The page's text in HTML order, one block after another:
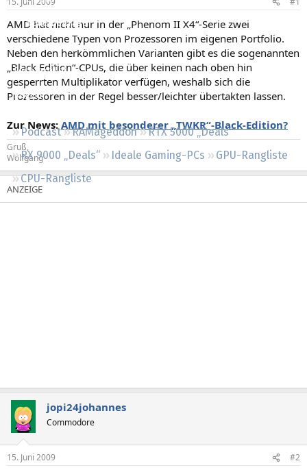
Neue Beiträge
Neueste Aktivitäten
Leserartikel
Regeln
Podcast RAMageddon
RTX 5000 „Deals“
RX 9000 „Deals“
Ideale Gaming-PCs
GPU-Rangliste
CPU-Rangliste
AMD hat nicht nur in der „Phenom II X4“-Serie zwei
verschiedene Typen von Prozessoren im eigenen Portfolio.
Neben den herkömmlichen Varianten gibt es die sogenannten
„Black Edition“-CPUs, die über keinen nach oben hin
gesperrten Multiplikator verfügen, weshalb sich die
Prozessoren in der Regel besser/leichter übertakten lassen.
Zur News: AMD mit besonderer „TWKR“-Black-Edition?
Gruß,
Wolfgang
jopi24johannes
Commodore
15. Juni 2009 #2